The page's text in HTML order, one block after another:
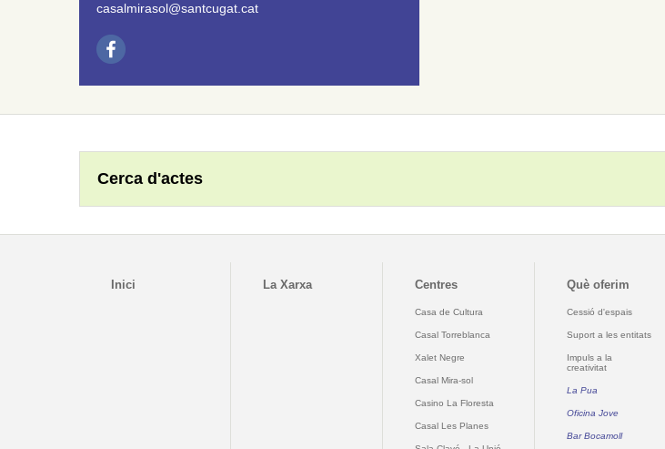
casalmirasol@santcugat.cat
Cerca d'actes
Inici La Xarxa Centres
Casa de Cultura
Casal Torreblanca
Xalet Negre
Casal Mira-sol
Casino La Floresta
Casal Les Planes
Què oferim
Cessió d'espais
Suport a les entitats
Impuls a la
creativitat
La Pua
Oficina Jove
Bar Bocamoll